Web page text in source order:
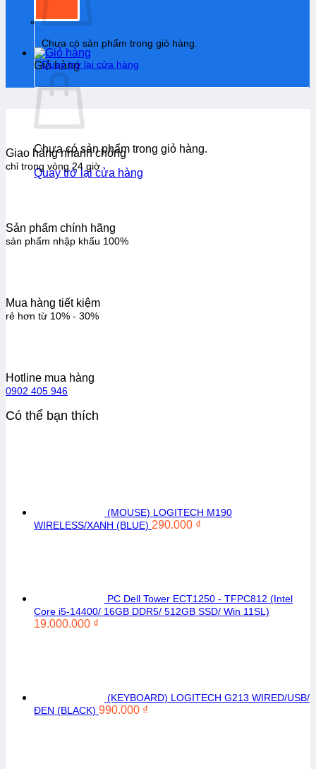
Giỏ hàng
Chưa có sản phẩm trong giỏ hàng.
Quay trở lại cửa hàng
Chưa có sản phẩm trong giỏ hàng.
Quay trở lại cửa hàng
Giao hàng nhanh chóng
chỉ trong vòng 24 giờ
Sản phẩm chính hãng
sản phẩm nhập khẩu 100%
Mua hàng tiết kiệm
rẻ hơn từ 10% - 30%
Hotline mua hàng
0902 405 946
Có thể bạn thích
(MOUSE) LOGITECH M190
WIRELESS/XANH (BLUE) 290.000 ₫
PC Dell Tower ECT1250 - TFPC812 (Intel
Core i5-14400/ 16GB DDR5/ 512GB SSD/ Win 11SL)
19.000.000 ₫
(KEYBOARD) LOGITECH G213 WIRED/USB/
ĐEN (BLACK) 990.000 ₫